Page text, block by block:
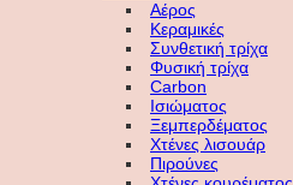
Αέρος
Κεραμικές
Συνθετική τρίχα
Φυσική τρίχα
Carbon
Ισιώματος
Ξεμπερδέματος
Χτένες λισουάρ
Πιρούνες